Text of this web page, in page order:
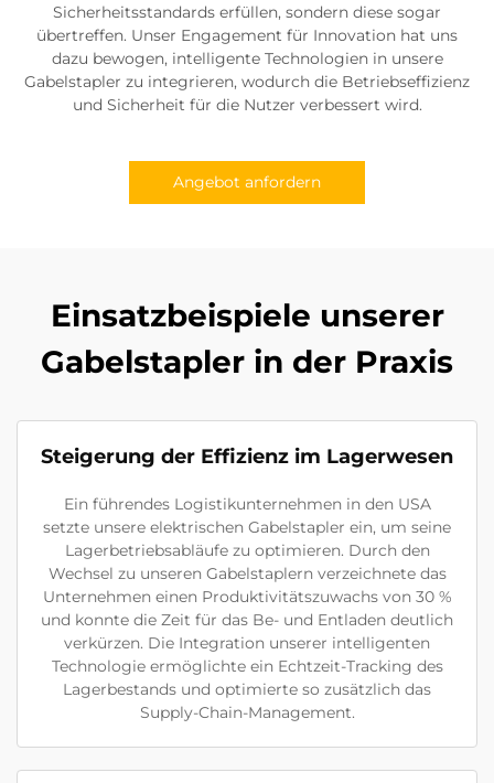
Sicherheitsstandards erfüllen, sondern diese sogar
übertreffen. Unser Engagement für Innovation hat uns
dazu bewogen, intelligente Technologien in unsere
Gabelstapler zu integrieren, wodurch die Betriebseffizienz
und Sicherheit für die Nutzer verbessert wird.
Angebot anfordern
Einsatzbeispiele unserer
Gabelstapler in der Praxis
Steigerung der Effizienz im Lagerwesen
Ein führendes Logistikunternehmen in den USA
setzte unsere elektrischen Gabelstapler ein, um seine
Lagerbetriebsabläufe zu optimieren. Durch den
Wechsel zu unseren Gabelstaplern verzeichnete das
Unternehmen einen Produktivitätszuwachs von 30 %
und konnte die Zeit für das Be- und Entladen deutlich
verkürzen. Die Integration unserer intelligenten
Technologie ermöglichte ein Echtzeit-Tracking des
Lagerbestands und optimierte so zusätzlich das
Supply-Chain-Management.